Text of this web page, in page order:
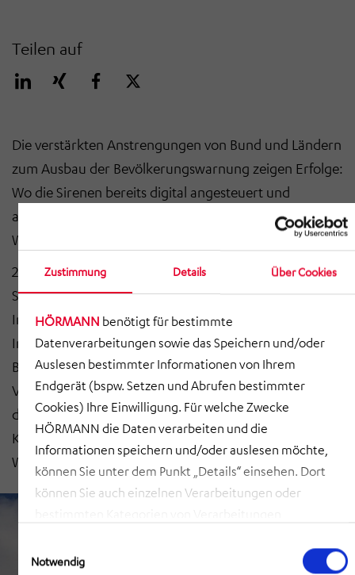
Zustimmung Details Über Cookies
HÖRMANN benötigt für bestimmte
Datenverarbeitungen sowie das Speichern und/oder
Auslesen bestimmter Informationen von Ihrem
Endgerät (bspw. Setzen und Abrufen bestimmter
Cookies) Ihre Einwilligung. Für welche Zwecke
HÖRMANN die Daten verarbeiten und die
Informationen speichern und/oder auslesen möchte,
können Sie unter dem Punkt „Details“ einsehen. Dort
können Sie auch einzelnen Verarbeitungen oder
Sie ein, dass HÖRMANN alle der erläuterten
Notwendig
Teilen auf
Die verstärkten Anstrengungen von Bund und Ländern
zum Ausbau der Bevölkerungswarnung zeigen Erfolge:
Wo die Sirenen bereits digital angesteuert und
ausgelöst werden können, waren sie am bundesweiten
Warntag in Deutschland im Dezember zu hören.
2023 wird der Ausbau des deutschlandweiten
Sirenennetzes weitergehen. Das betrifft nicht nur die
Installation neuer Sirenen, sondern auch die
Integration der Sirenen in das BOS-Digitalfunknetz des
Bundes. Damit werden die technischen
Voraussetzungen für eine Auslösung der Sirenen
durch das Bundesamt für Bevölkerungsschutz und
Katastrophenhilfe (BBK) über das Modulare
Warnsystem des Bundes (MoWaS) geschaffen.